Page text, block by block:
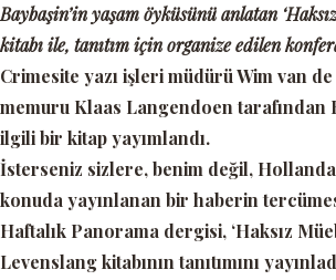
Baybaşin’in yaşam öyküsünü anlatan
kitabı ile, tanıtım için organize edilen
Crimesite yazı işleri müdürü Wim van
memuru Klaas Langendoen tarafından
ilgili bir kitap yayımlandı.
İsterseniz sizlere, benim değil,
konuda yayınlanan bir haberin
Haftalık Panorama dergisi, ‘Haksız
Levenslang kitabının tanıtımını